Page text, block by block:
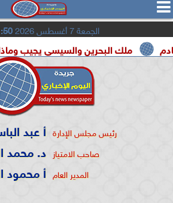
  
الجمعة 7 أغسطس 2026
ملك البحرين والسيسي يجيب وماذا بعد
رئيس مجلس الإدارة أ عبد
صاحب الامتياز د. محمد
المدير العام أ محمود